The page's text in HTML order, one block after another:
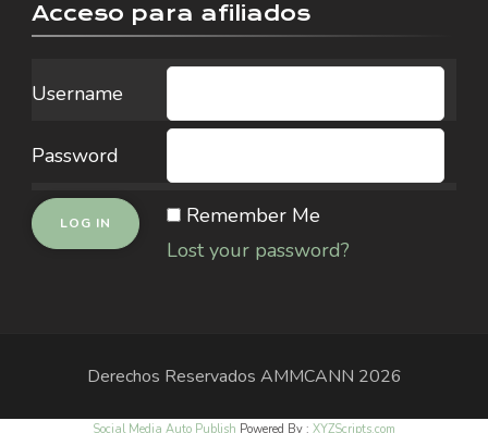
Acceso para afiliados
Username
Password
Remember Me
Lost your password?
Derechos Reservados AMMCANN 2026
Social Media Auto Publish Powered By : XYZScripts.com